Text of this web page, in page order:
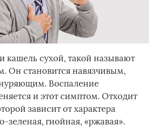
кашель сухой, такой называют
Он становится навязчивым,
Воспаление
и этот симптом. Отходит
зависит от характера
зеленая, гнойная, «ржавая».